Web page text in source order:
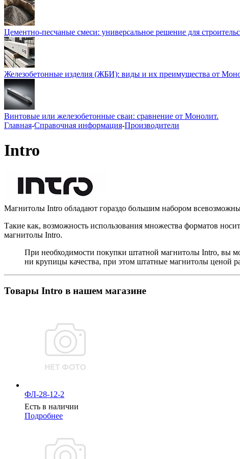
Цементно-песчаные смеси: универсальное решение для
Железобетонные изделия (ЖБИ): виды и их преимущества от
Винтовые или железобетонные сваи: сравнение от Монолит.
Главная-Справочная информация-Производители
Intro
Магнитолы Intro обладают гораздо большим набором
Такие как, возможность использования множества форматов
магнитолы Intro.
При необходимости покупки штатной магнитолы Intro, вы
ни крупицы качества, при этом штатные магнитолы ценой
Товары Intro в нашем магазине
ФЛ-28-12-2
Есть в наличии
Подробнее